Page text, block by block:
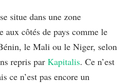
situe dans une zone
côtés de pays comme le
le Mali ou le Niger, selon
repris par Kapitalis. Ce n’est
ce n’est pas encore un